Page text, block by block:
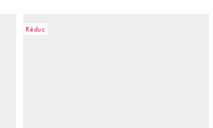
Réduc